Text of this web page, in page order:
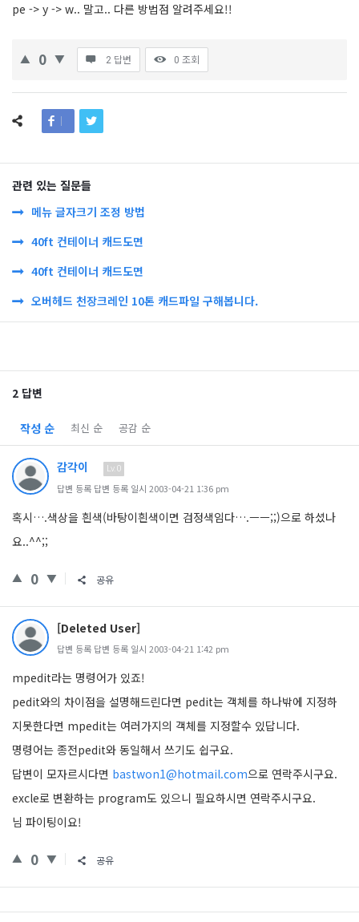
pe -> y -> w.. 말고.. 다른 방법점 알려주세요!!
0 2 답변 0 조회
관련 있는 질문들
메뉴 글자크기 조정 방법
40ft 컨테이너 캐드도면
40ft 컨테이너 캐드도면
오버헤드 천장크레인 10톤 캐드파일 구해봅니다.
2 답변
작성 순 최신 순 공감 순
감각이 Lv.0
답변 등록 답변 등록 일시 2003-04-21 1:36 pm
혹시….색상을 흰색(바탕이흰색이면 검정색임다….ㅡㅡ;;)으로 하셨나
요..^^;;
0 공유
[Deleted User]
답변 등록 답변 등록 일시 2003-04-21 1:42 pm
mpedit라는 명령어가 있죠!
pedit와의 차이점을 설명해드린다면 pedit는 객체를 하나밖에 지정하
지못한다면 mpedit는 여러가지의 객체를 지정할수 있답니다.
명령어는 종전pedit와 동일해서 쓰기도 쉽구요.
답변이 모자르시다면 bastwon1@hotmail.com으로 연락주시구요.
excle로 변환하는 program도 있으니 필요하시면 연락주시구요.
님 파이팅이요!
0 공유